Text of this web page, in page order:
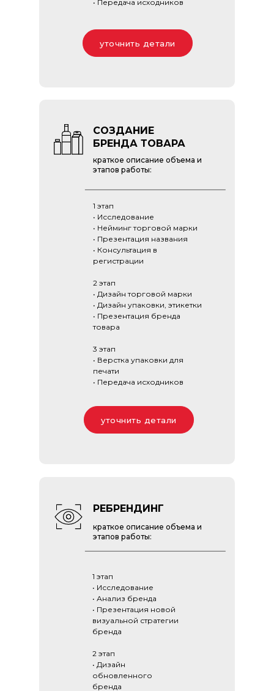
СОЗДАНИЕ
1 этап
• Исследование
• Нейминг торговой марки
• Консультация в
регистрации
2 этап
• Дизайн торговой марки
• Презентация бренда
товара
3 этап
печати
• Передача исходников
РЕБРЕНДИНГ
1 этап
• Исследование
• Анализ бренда
визуальной стратегии
бренда
3 этап
• Брендбук
этапов работы:
этапов работы: